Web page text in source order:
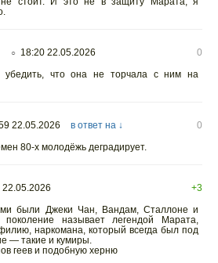
○ 18:20 22.05.2026
0
убедить, что она не торчала с ним на
22.05.2026 в ответ на ↓
0
80-х молодёжь деградирует.
22.05.2026
+3
были Джеки Чан, Вандам, Сталлоне и
называет легендой Марата,
наркомана, который всегда был под
— такие и кумиры.
геев и подобную херню